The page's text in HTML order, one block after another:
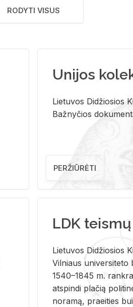
RODYTI VISUS
Unijos
Lietuvos Didžiosios
Bažnyčios
PERŽIŪRĖTI
LDK
Lie­tu­vos Di­džio­sios
Vil­niaus uni­ver­si­te­to
1540–1845 m.
at­spin­di pla­čią
no­ra­mą, pra­ei­ties